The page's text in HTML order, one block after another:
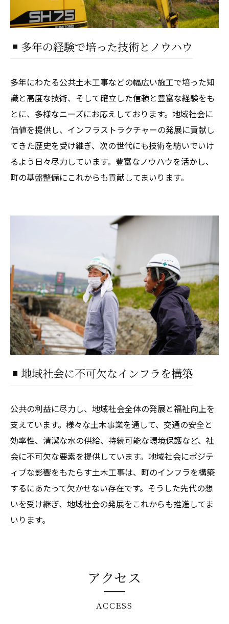
多年の経験で培った技術とノウハウ
多年にわたる公共土木工事などの幅広い施工で培った知
識と高度な技術、そして確立した信頼と豊富な経験をも
とに、多様なニーズにお応えしております。地域社会に
価値を提供し、インフラストラクチャーの発展に貢献し
てきた歴史を受け継ぎ、次の世代にも技術を紡いでいけ
るよう日々尽力しています。豊富なノウハウを活かし、
町の基盤整備にこれからも貢献してまいります。
地域社会に不可欠なインフラを構築
公共の利益に尽力し、地域社会全体の発展と福祉向上を
支えています。様々な土木事業を通して、交通の安全と
効率性、清潔な水の供給、持続可能な環境保護など、社
会に不可欠な要素を提供しています。地域社会にポジテ
ィブな影響をもたらす土木工事は、町のインフラを構築
するにあたって欠かせない存在です。そうした先代の想
いを受け継ぎ、地域社会の発展をこれからも推進してま
いります。
アクセス
ACCESS